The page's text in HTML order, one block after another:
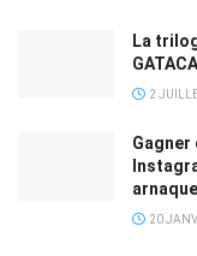
La
2
Gagner
20